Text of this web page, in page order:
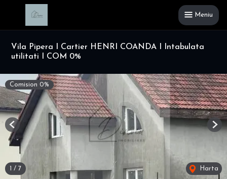
Meniu
Vila Pipera I Cartier HENRI COANDA I Intabulata
utilitati I COM 0%
Comision 0%
1 / 7 Harta
Previous